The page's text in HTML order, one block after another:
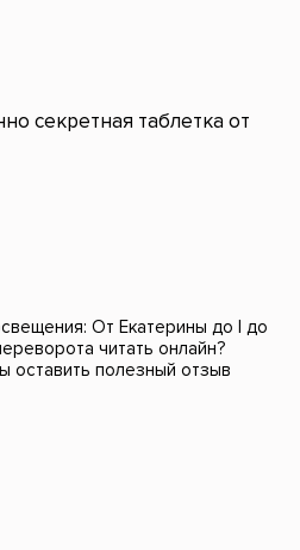
секретная таблетка от
От Екатерины до I до
читать онлайн?
оставить полезный отзыв